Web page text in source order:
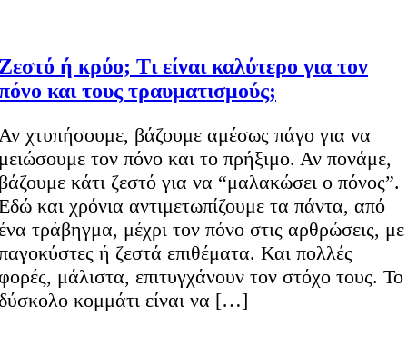
ή κρύο; Τι είναι καλύτερο για τον
και τους τραυματισμούς;
χτυπήσουμε, βάζουμε αμέσως πάγο για να
τον πόνο και το πρήξιμο. Αν πονάμε,
κάτι ζεστό για να “μαλακώσει ο πόνος”.
και χρόνια αντιμετωπίζουμε τα πάντα, από
τράβηγμα, μέχρι τον πόνο στις αρθρώσεις, με
ή ζεστά επιθέματα. Και πολλές
μάλιστα, επιτυγχάνουν τον στόχο τους. Το
κομμάτι είναι να […]